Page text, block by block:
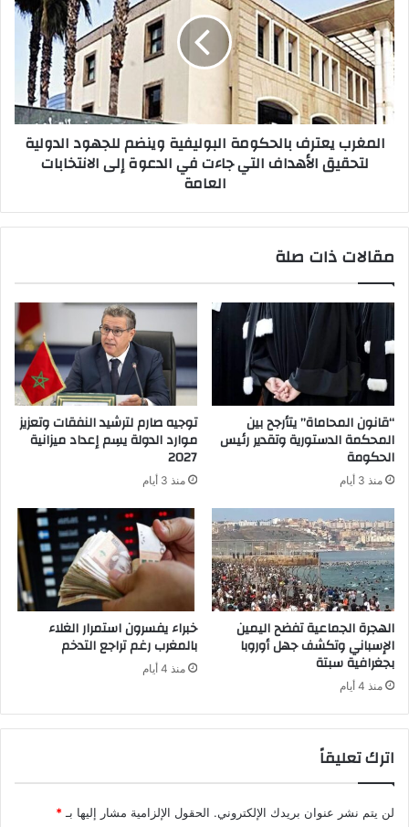
المغرب يعترف بالحكومة البوليفية وينضم للجهود الدولية
لتحقيق الأهداف التي جاءت في الدعوة إلى الانتخابات
العامة
مقالات ذات صلة
“قانون المحاماة” يتأرجح بين
المحكمة الدستورية وتقدير رئيس
الحكومة
منذ 3 أيام
توجيه صارم لترشيد النفقات وتعزيز
موارد الدولة يسِم إعداد ميزانية
2027
منذ 3 أيام
الهجرة الجماعية تفضح اليمين
الإسباني وتكشف جهل أوروبا
بجغرافية سبتة
منذ 4 أيام
خبراء يفسرون استمرار الغلاء
بالمغرب رغم تراجع التدخم
منذ 4 أيام
اترك تعليقاً
لن يتم نشر عنوان بريدك الإلكتروني. الحقول الإلزامية مشار إليها بـ *